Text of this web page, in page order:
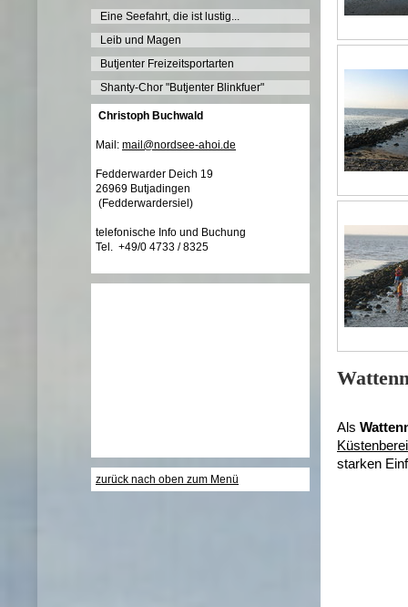
Als
starken
Eine Seefahrt, die ist lustig...
Leib und Magen
Butjenter Freizeitsportarten
Shanty-Chor "Butjenter Blinkfuer"
Christoph Buchwald
Mail: mail@nordsee-ahoi.de
Fedderwarder Deich 19
26969 Butjadingen
(Fedderwardersiel)
telefonische Info und Buchung
Tel. +49/0 4733 / 8325
zurück nach oben zum Menü